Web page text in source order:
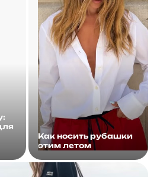
Как носить рубашки
этим летом